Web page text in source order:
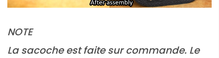
NOTE
La sacoche est faite sur commande. Le